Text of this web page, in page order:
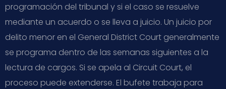
programación del tribunal y si el caso se resuelve
mediante un acuerdo o se lleva a juicio. Un juicio por
delito menor en el General District Court generalmente
se programa dentro de las semanas siguientes a la
lectura de cargos. Si se apela al Circuit Court, el
proceso puede extenderse. El bufete trabaja para